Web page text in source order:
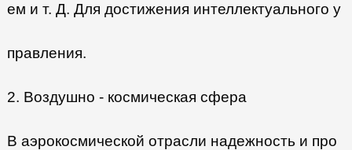
ем и т. Д. Для достижения интеллектуального у
правления.
2. Воздушно - космическая сфера
В аэрокосмической отрасли надежность и про